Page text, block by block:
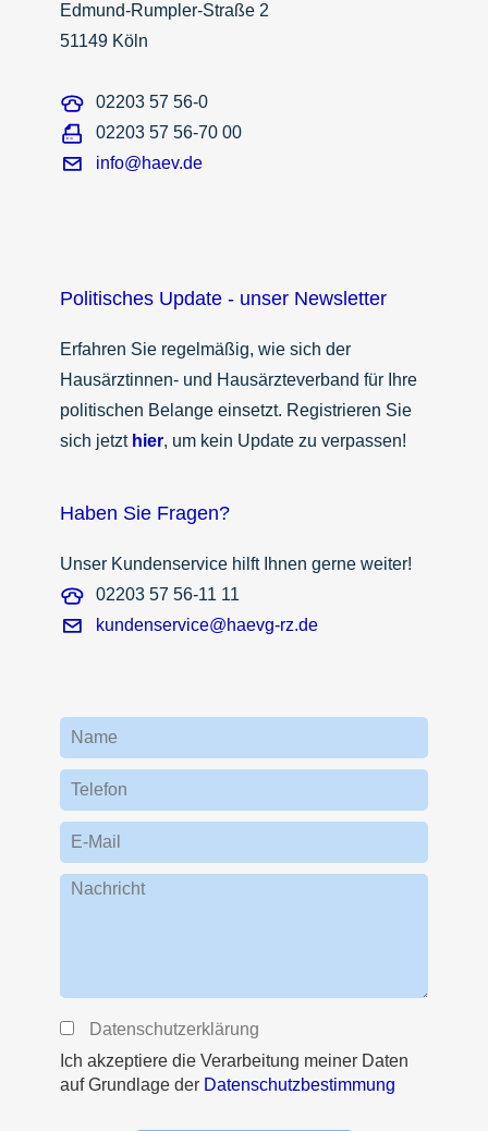
Edmund-Rumpler-Straße 2
51149 Köln
02203 57 56-0
02203 57 56-70 00
info@haev.de
Politisches Update - unser Newsletter
Erfahren Sie regelmäßig, wie sich der
Hausärztinnen- und Hausärzteverband für Ihre
politischen Belange einsetzt. Registrieren Sie
sich jetzt hier, um kein Update zu verpassen!
Haben Sie Fragen?
Unser Kundenservice hilft Ihnen gerne weiter!
02203 57 56-11 11
kundenservice@haevg-rz.de
Name
Telefon
E-Mail
Nachricht
Datenschutzerklärung
Ich akzeptiere die Verarbeitung meiner Daten
auf Grundlage der Datenschutzbestimmung